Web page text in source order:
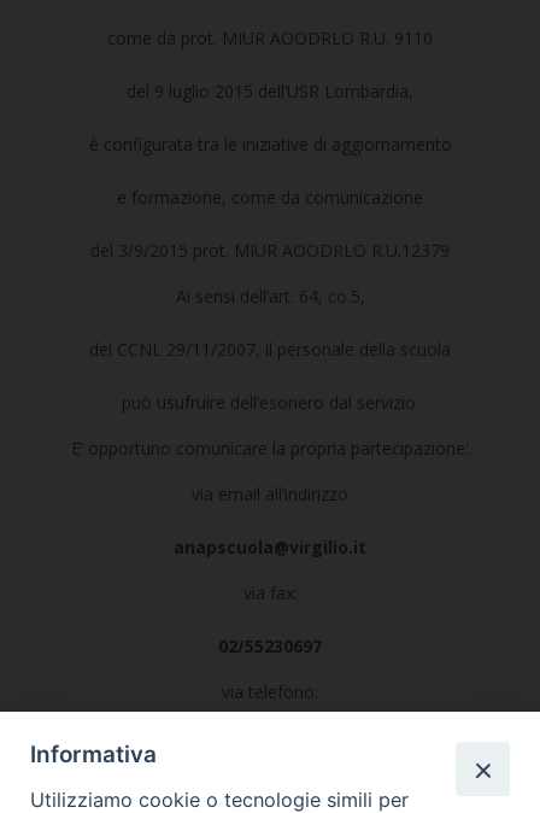
come da prot. MIUR AOODRLO R.U. 9110
del 9 luglio 2015 dell’USR Lombardia,
è configurata tra le iniziative di aggiornamento
e formazione, come da comunicazione
del 3/9/2015 prot. MIUR AOODRLO R.U.12379
Ai sensi dell’art. 64, co.5,
del CCNL 29/11/2007, il personale della scuola
può usufruire dell’esonero dal servizio.
E’ opportuno comunicare la propria partecipazione:
via email all’indirizzo
anapscuola@virgilio.it
via fax:
02/55230697
via telefono:
dal lunedì al venerdì
Informativa
Utilizziamo cookie o tecnologie simili per